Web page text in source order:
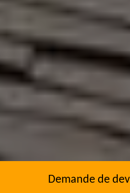
Demande de